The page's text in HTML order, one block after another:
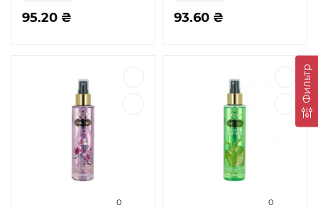
Фильтр
95.20 ₴ 93.60 ₴
0 0